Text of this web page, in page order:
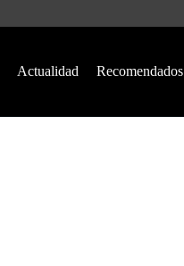
Actualidad Recomendados